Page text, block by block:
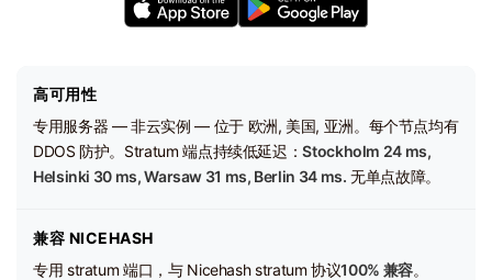
高可用性
专用服务器 — 非云实例 — 位于 欧洲, 美国, 亚洲。每个节点均有
DDOS 防护。Stratum 端点持续低延迟：Stockholm 24 ms,
Helsinki 30 ms, Warsaw 31 ms, Berlin 34 ms. 无单点故障。
兼容 NICEHASH
专用 stratum 端口，与 Nicehash stratum 协议100% 兼容。